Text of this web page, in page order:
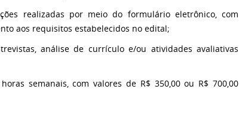
realizadas por meio do formulário eletrônico, com
aos requisitos estabelecidos no edital;
análise de currículo e/ou atividades avaliativas
semanais, com valores de R$ 350,00 ou R$ 700,00